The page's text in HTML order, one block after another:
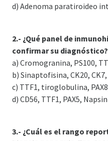
d) Adenoma paratiroideo
2.- ¿Qué panel de
confirmar su diagnóstico?
a) Cromogranina, PS100,
b) Sinaptofisina, CK20,
c) TTF1, tiroglobulina,
d) CD56, TTF1, PAX5, Napsin
3.- ¿Cuál es el rango